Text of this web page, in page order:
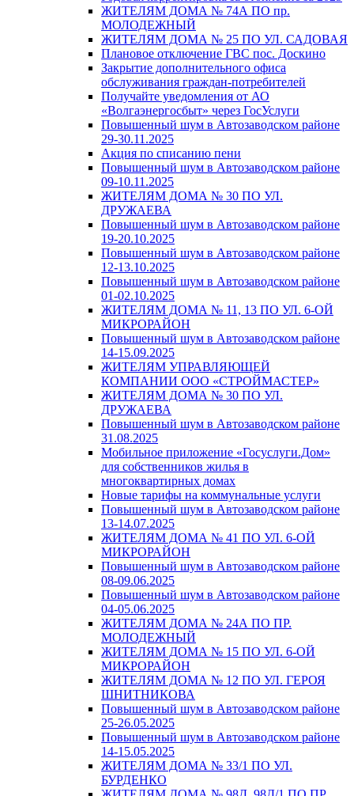
ЖИТЕЛЯМ ДОМА № 74А ПО пр.
МОЛОДЕЖНЫЙ
ЖИТЕЛЯМ ДОМА № 25 ПО УЛ. САДОВАЯ
Плановое отключение ГВС пос. Доскино
Закрытие дополнительного офиса
обслуживания граждан-потребителей
Получайте уведомления от АО
«Волгаэнергосбыт» через ГосУслуги
Повышенный шум в Автозаводском районе
29-30.11.2025
Акция по списанию пени
Повышенный шум в Автозаводском районе
09-10.11.2025
ЖИТЕЛЯМ ДОМА № 30 ПО УЛ.
ДРУЖАЕВА
Повышенный шум в Автозаводском районе
19-20.10.2025
Повышенный шум в Автозаводском районе
12-13.10.2025
Повышенный шум в Автозаводском районе
01-02.10.2025
ЖИТЕЛЯМ ДОМА № 11, 13 ПО УЛ. 6-ОЙ
МИКРОРАЙОН
Повышенный шум в Автозаводском районе
14-15.09.2025
ЖИТЕЛЯМ УПРАВЛЯЮЩЕЙ
КОМПАНИИ ООО «СТРОЙМАСТЕР»
ЖИТЕЛЯМ ДОМА № 30 ПО УЛ.
ДРУЖАЕВА
Повышенный шум в Автозаводском районе
31.08.2025
Мобильное приложение «Госуслуги.Дом»
для собственников жилья в
многоквартирных домах
Новые тарифы на коммунальные услуги
Повышенный шум в Автозаводском районе
13-14.07.2025
ЖИТЕЛЯМ ДОМА № 41 ПО УЛ. 6-ОЙ
МИКРОРАЙОН
Повышенный шум в Автозаводском районе
08-09.06.2025
Повышенный шум в Автозаводском районе
04-05.06.2025
ЖИТЕЛЯМ ДОМА № 24А ПО ПР.
МОЛОДЕЖНЫЙ
ЖИТЕЛЯМ ДОМА № 15 ПО УЛ. 6-ОЙ
МИКРОРАЙОН
ЖИТЕЛЯМ ДОМА № 12 ПО УЛ. ГЕРОЯ
ШНИТНИКОВА
Повышенный шум в Автозаводском районе
25-26.05.2025
Повышенный шум в Автозаводском районе
14-15.05.2025
ЖИТЕЛЯМ ДОМА № 33/1 ПО УЛ.
БУРДЕНКО